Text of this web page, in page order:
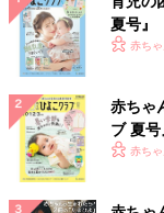
うらやましい！ 一
小さいうちはもちろ
が一番の夢ですよね。
（文・井上裕紀子）
夏号』
いっぱ
赤ち
赤ちゃ
ブ 夏
く！赤ち